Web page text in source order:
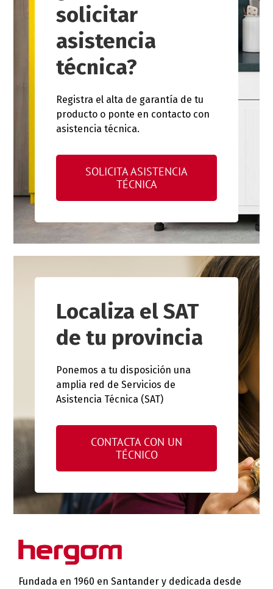
solicitar
asistencia
técnica?
Registra el alta de garantía de tu
producto o ponte en contacto con
asistencia técnica.
SOLICITA ASISTENCIA
TÉCNICA
Localiza el SAT
de tu provincia
Ponemos a tu disposición una
amplia red de Servicios de
Asistencia Técnica (SAT)
CONTACTA CON UN
TÉCNICO
Fundada en 1960 en Santander y dedicada desde